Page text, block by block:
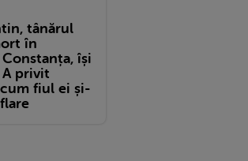
tânărul
în
își
privit
fiul ei și-